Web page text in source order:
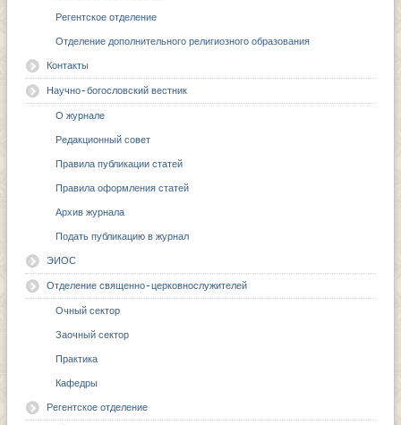
Регентское отделение
Отделение дополнительного религиозного образования
Контакты
Научно-богословский вестник
О журнале
Редакционный совет
Правила публикации статей
Правила оформления статей
Архив журнала
Подать публикацию в журнал
ЭИОС
Отделение священно-церковнослужителей
Очный сектор
Заочный сектор
Практика
Кафедры
Регентское отделение